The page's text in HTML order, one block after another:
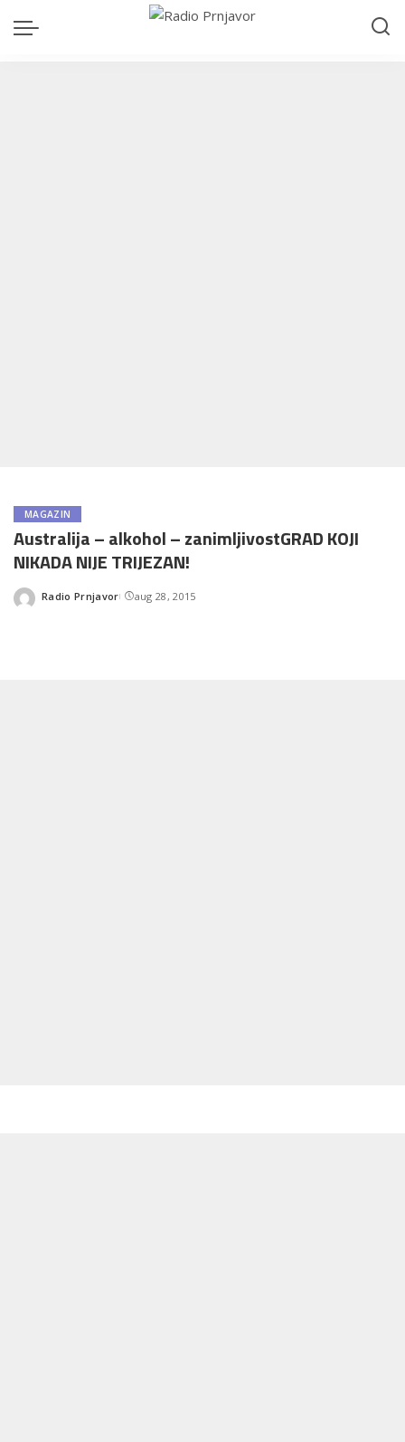
MAGAZIN
Australija – alkohol – zanimljivostGRAD KOJI
NIKADA NIJE TRIJEZAN!
Posted
Radio Prnjavor aug 28, 2015